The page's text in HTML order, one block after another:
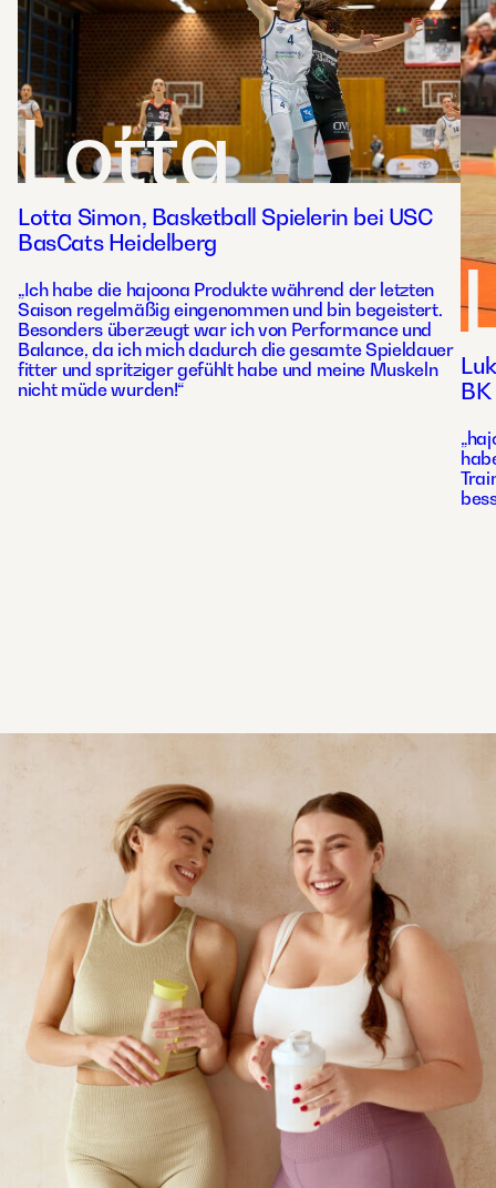
Lotta
Lotta Simon, Basketball Spielerin bei USC
BasCats Heidelberg
„Ich habe die hajoona Produkte während der letzten
Saison regelmäßig eingenommen und bin begeistert.
Besonders überzeugt war ich von Performance und
Balance, da ich mich dadurch die gesamte Spieldauer
fitter und spritziger gefühlt habe und meine Muskeln
nicht müde wurden!“
BK